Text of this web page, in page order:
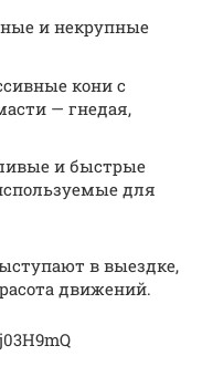
и некрупные
кони с
— гнедая,
и быстрые
для
в выездке,
движений.